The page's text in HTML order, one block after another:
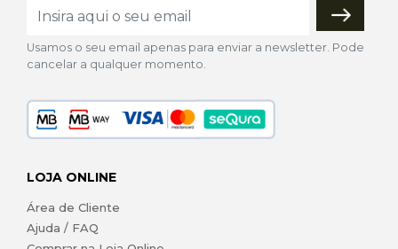
Usamos o seu email apenas para enviar a newsletter. Pode
cancelar a qualquer momento.
LOJA ONLINE
Área de Cliente
Ajuda / FAQ